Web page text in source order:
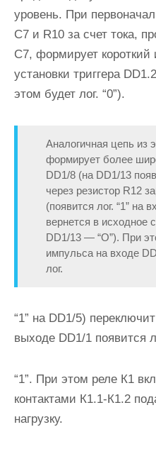
уровень. При
С7 и R10 за счет тока,
С7, формирует короткий
установки триггера
этом будет лог. “0”).
Аналогичная цепь из
формирует более
DD1/8 (на DD1/13
через резистор R12
(появится лог. “1” на
вернется в исходное
DD1/13 — “О”). При
импульса на входе
лог.
“1” на DD1/5)
выходе DD1/1 появится
“1”. При этом реле К1
контактами К1.1-К1.2
нагрузку.